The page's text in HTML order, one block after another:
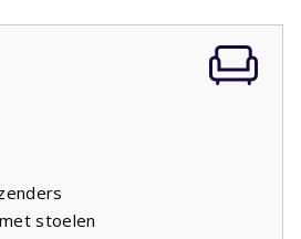
langer verblijf van alle gemakken
stoelen